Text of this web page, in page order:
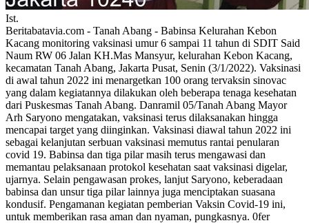
Ist.
Beritabatavia.com - Tanah Abang - Babinsa Kelurahan Kebon
Kacang monitoring vaksinasi umur 6 sampai 11 tahun di SDIT Said
Naum RW 06 Jalan KH.Mas Mansyur, kelurahan Kebon Kacang,
kecamatan Tanah Abang, Jakarta Pusat, Senin (3/1/2022). Vaksinasi
di awal tahun 2022 ini menargetkan 100 orang tervaksin sinovac
yang dalam kegiatannya dilakukan oleh beberapa tenaga kesehatan
dari Puskesmas Tanah Abang. Danramil 05/Tanah Abang Mayor
Arh Saryono mengatakan, vaksinasi terus dilaksanakan hingga
mencapai target yang diinginkan. Vaksinasi diawal tahun 2022 ini
sebagai kelanjutan serbuan vaksinasi memutus rantai penularan
covid 19. Babinsa dan tiga pilar masih terus mengawasi dan
memantau pelaksanaan protokol kesehatan saat vaksinasi digelar,
ujarnya. Selain pengawasan prokes, lanjut Saryono, keberadaan
babinsa dan unsur tiga pilar lainnya juga menciptakan suasana
kondusif. Pengamanan kegiatan pemberian Vaksin Covid-19 ini,
untuk memberikan rasa aman dan nyaman, pungkasnya. 0fer